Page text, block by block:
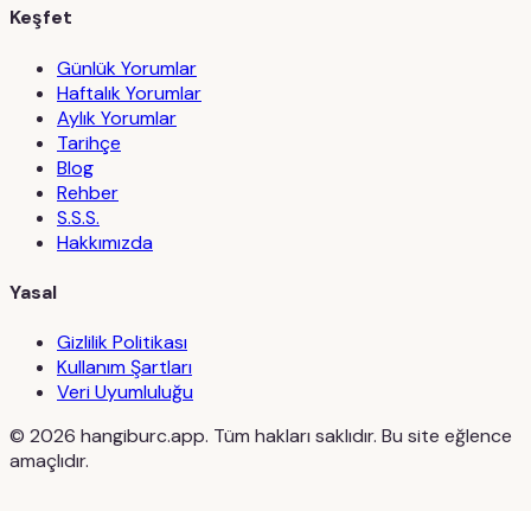
Keşfet
Günlük Yorumlar
Haftalık Yorumlar
Aylık Yorumlar
Tarihçe
Blog
Rehber
S.S.S.
Hakkımızda
Yasal
Gizlilik Politikası
Kullanım Şartları
Veri Uyumluluğu
© 2026 hangiburc.app. Tüm hakları saklıdır. Bu site eğlence
amaçlıdır.